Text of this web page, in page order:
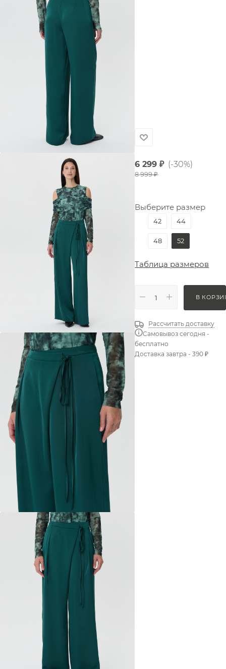
6 299 ₽ (-30%)
8 999₽
Выберите размер
42 44
48 52
Таблица размеров
В
Рассчитать доставку
Самовывоз сегодня -
бесплатно
Доставка завтра - 390 ₽